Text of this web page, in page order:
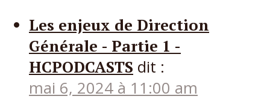
Les enjeux de Direction
Générale - Partie 1 -
HCPODCASTS dit :
mai 6, 2024 à 11:00 am